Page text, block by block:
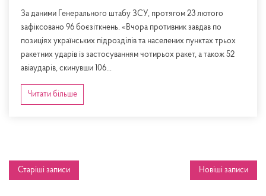
За даними Генерального штабу ЗСУ, протягом 23 лютого
зафіксовано 96 боєзіткнень. «Вчора противник завдав по
позиціях українських підрозділів та населених пунктах трьох
ракетних ударів із застосуванням чотирьох ракет, а також 52
авіаударів, скинувши 106...
Читати більше
записів
Старіші записи Новіші записи